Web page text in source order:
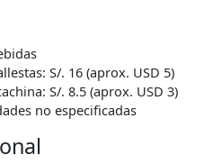
S/. 16 (aprox. USD 5)
S/. 8.5 (aprox. USD 3)
no especificadas